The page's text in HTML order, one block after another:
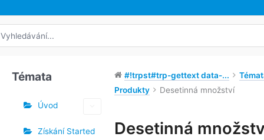
Témata
Úvod
Získání Started
#!trpst#trp-gettext data-...
Produkty
Desetinná množství
Desetinná
Štítky